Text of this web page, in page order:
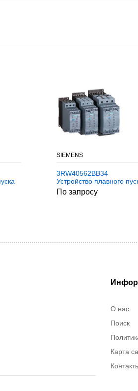
SIEMENS
3RW40562BB34
Устройство плавного
Simens
По запросу
О нас
Поиск
Карта